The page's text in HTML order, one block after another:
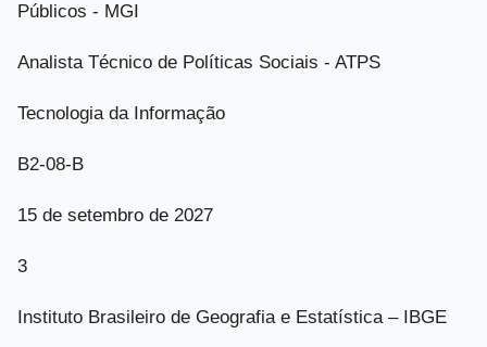
Públicos - MGI
Analista Técnico de Políticas Sociais - ATPS
Tecnologia da Informação
B2-08-B
15 de setembro de 2027
3
Instituto Brasileiro de Geografia e Estatística – IBGE